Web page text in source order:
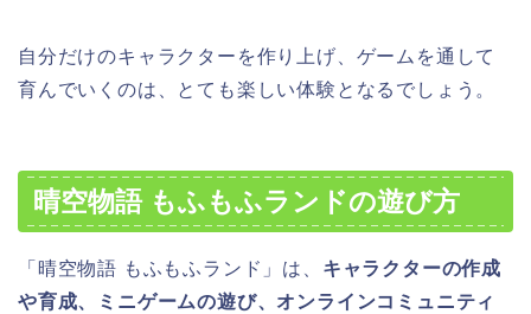
自分だけのキャラクターを作り上げ、ゲームを通して
育んでいくのは、とても楽しい体験となるでしょう。
晴空物語 もふもふランドの遊び方
「晴空物語 もふもふランド」は、 キャラクターの作成
や育成、ミニゲームの遊び、オンラインコミュニティ